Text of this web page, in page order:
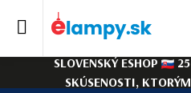
SLOVENSKÝ ESHOP
25
SKÚSENOSTI,